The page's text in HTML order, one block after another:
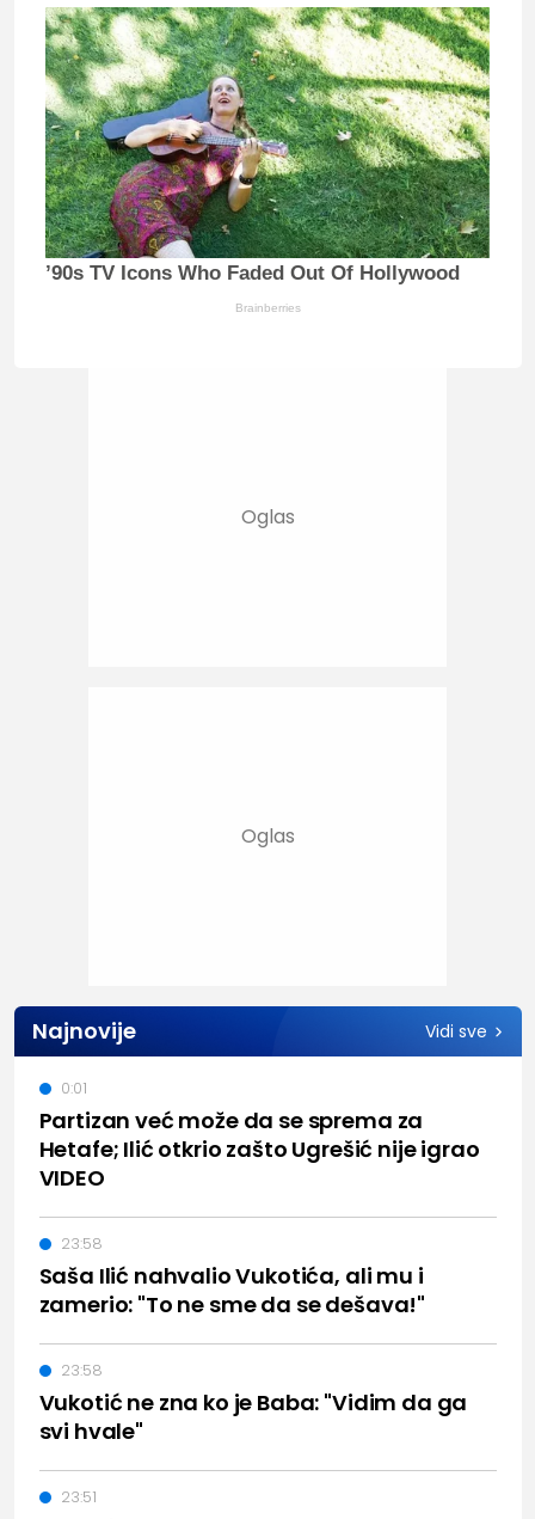
’90s TV Icons Who Faded Out Of Hollywood
Brainberries
Najnovije Vidi sve
Partizan već može da se sprema za
Hetafe; Ilić otkrio zašto Ugrešić nije igrao
VIDEO
0:01
Saša Ilić nahvalio Vukotića, ali mu i
zamerio: "To ne sme da se dešava!"
23:58
Vukotić ne zna ko je Baba: "Vidim da ga
svi hvale"
23:58
23:51